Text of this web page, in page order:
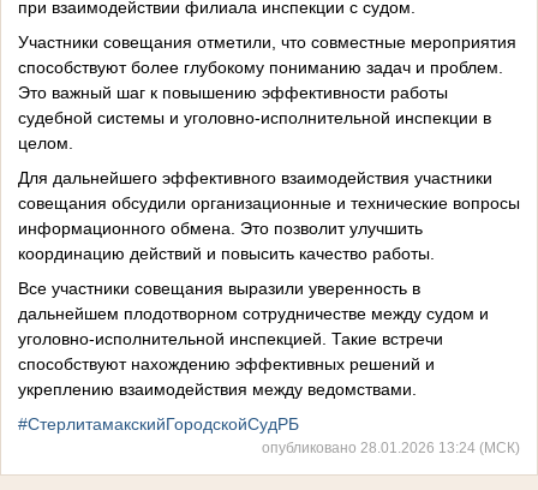
при взаимодействии филиала инспекции с судом.
Участники совещания отметили, что совместные мероприятия
способствуют более глубокому пониманию задач и проблем.
Это важный шаг к повышению эффективности работы
судебной системы и уголовно-исполнительной инспекции в
целом.
Для дальнейшего эффективного взаимодействия участники
совещания обсудили организационные и технические вопросы
информационного обмена. Это позволит улучшить
координацию действий и повысить качество работы.
Все участники совещания выразили уверенность в
дальнейшем плодотворном сотрудничестве между судом и
уголовно-исполнительной инспекцией. Такие встречи
способствуют нахождению эффективных решений и
укреплению взаимодействия между ведомствами.
#СтерлитамакскийГородскойСудРБ
опубликовано 28.01.2026 13:24 (МСК)